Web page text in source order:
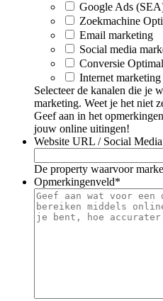
Google Ads
Zoekmachine
Email marketing
Social media
Conversie
Internet
Selecteer de kanalen die je
marketing. Weet je het niet
Geef aan in het
jouw online uitingen!
Website URL / Social
De property waarvoor
Opmerkingenveld*